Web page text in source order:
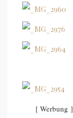
[ Werbung